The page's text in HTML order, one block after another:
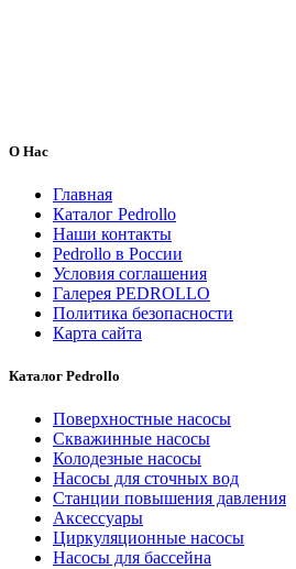
О Нас
Главная
Каталог Pedrollo
Наши контакты
Pedrollo в России
Условия соглашения
Галерея PEDROLLO
Политика безопасности
Карта сайта
Каталог Pedrollo
Поверхностные насосы
Скважинные насосы
Колодезные насосы
Насосы для сточных вод
Станции повышения давления
Аксессуары
Циркуляционные насосы
Насосы для бассейна